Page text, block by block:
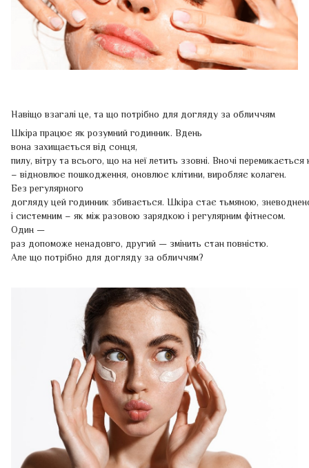
Навіщо взагалі це, та що потрібно для догляду за обличчям
Шкіра працює як розумний годинник. Вдень
вона захищається від сонця,
пилу, вітру та всього, що на неї летить ззовні. Вночі перемикається
– відновлює пошкодження, оновлює клітини, виробляє колаген.
Без регулярного
догляду цей годинник збивається. Шкіра стає тьмяною,
і системним – як між разовою зарядкою і регулярним фітнесом.
Один —
раз допоможе ненадовго, другий — змінить стан повністю.
Але що потрібно для догляду за обличчям?